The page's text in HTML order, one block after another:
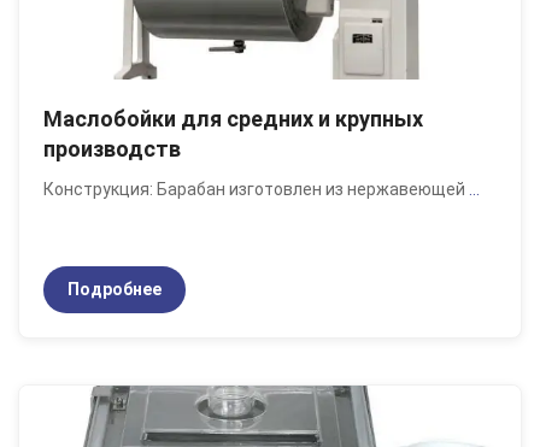
Маслобойки для средних и крупных
производств
Конструкция: Барабан изготовлен из нержавеющей
Подробнее